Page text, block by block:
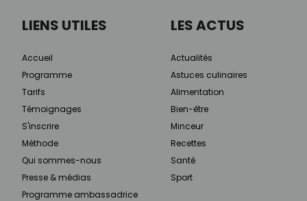
LIENS UTILES
Accueil
Programme
Tarifs
Témoignages
S'inscrire
Méthode
Qui sommes-nous
Presse & médias
Programme ambassadrice
LES ACTUS
Actualités
Astuces culinaires
Alimentation
Bien-être
Minceur
Recettes
Santé
Sport